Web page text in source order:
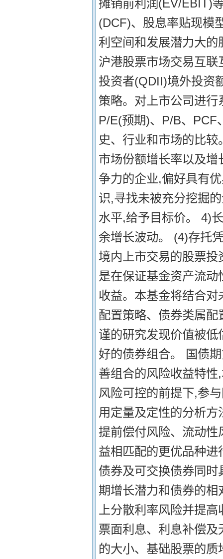
摊销前利润(EV/EBIT)
(DCF)、股息率贴现模
利空间和发展潜力大
沪港股票市场交易互
投资者(QDII)境外投资
策略。对上市公司进
P/E(预期)、P/B、PCF
史、行业和市场的比
市场份额增长率以及
争力的企业,偏好具有
识,寻找未被充分挖掘
水平,给予目标价。 4)
余增长波动。 (4)存托
境内上市交易的股票
是在保证基金资产流
收益。本基金将结合
配置策略、债券类属
谨的研究发现价值被
好的债券组合。 国债
善组合的风险收益特
风险可控的前提下,参
用定量及定性的分析
提前偿付风险、流动
益相匹配的更优品种
债券及可交换债券同
期增长潜力和债券的
上分散利率风险并提
票面利息、利息补偿
的大小、基础股票的